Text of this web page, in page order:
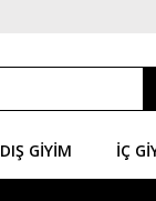
DIŞ GIYIM İÇ